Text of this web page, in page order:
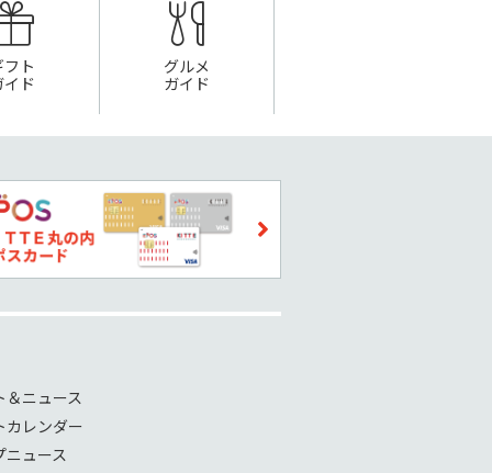
ト
ド
グルメ
ガイド
＆ニュース
カレンダー
ニュース